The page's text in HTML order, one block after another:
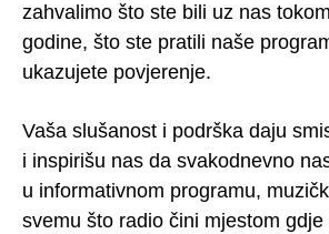
zahvalimo što ste bili uz nas
godine, što ste pratili naše
ukazujete povjerenje.
Vaša slušanost i podrška daju
i inspirišu nas da svakodnevno
u informativnom programu,
svemu što radio čini mjestom gdje